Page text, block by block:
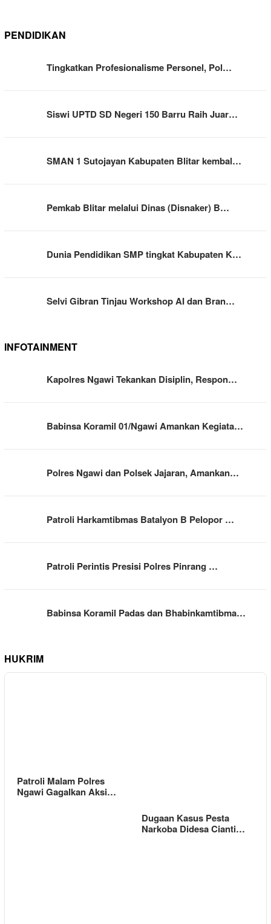
PENDIDIKAN
Tingkatkan Profesionalisme Personel, Pol…
Siswi UPTD SD Negeri 150 Barru Raih Juar…
SMAN 1 Sutojayan Kabupaten Blitar kembal…
Pemkab Blitar melalui Dinas (Disnaker) B…
Dunia Pendidikan SMP tingkat Kabupaten K…
Selvi Gibran Tinjau Workshop AI dan Bran…
INFOTAINMENT
Kapolres Ngawi Tekankan Disiplin, Respon…
Babinsa Koramil 01/Ngawi Amankan Kegiata…
Polres Ngawi dan Polsek Jajaran, Amankan…
Patroli Harkamtibmas Batalyon B Pelopor …
Patroli Perintis Presisi Polres Pinrang …
Babinsa Koramil Padas dan Bhabinkamtibma…
HUKRIM
Patroli Malam Polres
Ngawi Gagalkan Aksi…
Dugaan Kasus Pesta
Narkoba Didesa Cianti…